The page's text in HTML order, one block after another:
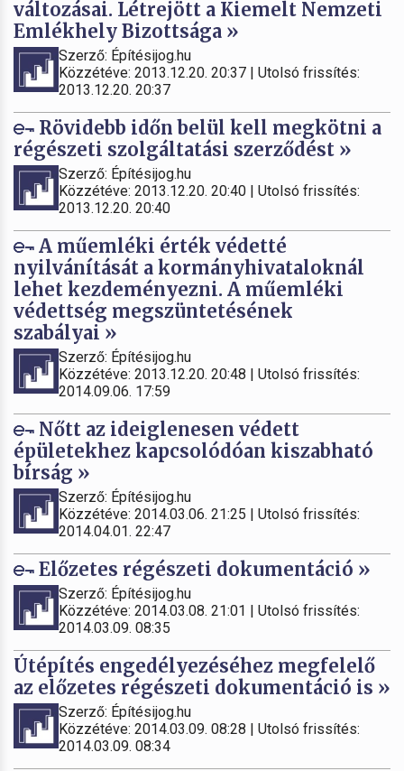
változásai. Létrejött a Kiemelt Nemzeti
Emlékhely Bizottsága »
Szerző: Építésijog.hu
Közzétéve: 2013.12.20. 20:37 | Utolsó frissítés:
2013.12.20. 20:37
Rövidebb időn belül kell megkötni a
régészeti szolgáltatási szerződést »
Szerző: Építésijog.hu
Közzétéve: 2013.12.20. 20:40 | Utolsó frissítés:
2013.12.20. 20:40
A műemléki érték védetté
nyilvánítását a kormányhivataloknál
lehet kezdeményezni. A műemléki
védettség megszüntetésének
szabályai »
Szerző: Építésijog.hu
Közzétéve: 2013.12.20. 20:48 | Utolsó frissítés:
2014.09.06. 17:59
Nőtt az ideiglenesen védett
épületekhez kapcsolódóan kiszabható
bírság »
Szerző: Építésijog.hu
Közzétéve: 2014.03.06. 21:25 | Utolsó frissítés:
2014.04.01. 22:47
Előzetes régészeti dokumentáció »
Szerző: Építésijog.hu
Közzétéve: 2014.03.08. 21:01 | Utolsó frissítés:
2014.03.09. 08:35
Útépítés engedélyezéséhez megfelelő
az előzetes régészeti dokumentáció is »
Szerző: Építésijog.hu
Közzétéve: 2014.03.09. 08:28 | Utolsó frissítés:
2014.03.09. 08:34